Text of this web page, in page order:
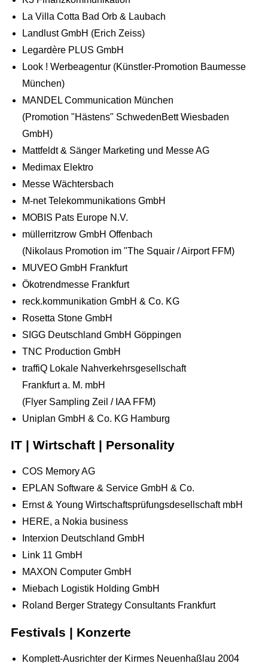
La Villa Cotta Bad Orb & Laubach
Landlust GmbH (Erich Zeiss)
Legardère PLUS GmbH
Look ! Werbeagentur (Künstler-Promotion Baumesse
München)
MANDEL Communication München
(Promotion "Hästens" SchwedenBett Wiesbaden
GmbH)
Mattfeldt & Sänger Marketing und Messe AG
Medimax Elektro
Messe Wächtersbach
M-net Telekommunikations GmbH
MOBIS Pats Europe N.V.
müllerritzrow GmbH Offenbach
(Nikolaus Promotion im "The Squair / Airport FFM)
MUVEO GmbH Frankfurt
Ökotrendmesse Frankfurt
reck.kommunikation GmbH & Co. KG
Rosetta Stone GmbH
SIGG Deutschland GmbH Göppingen
TNC Production GmbH
traffiQ Lokale Nahverkehrsgesellschaft
Frankfurt a. M. mbH
(Flyer Sampling Zeil / IAA FFM)
Uniplan GmbH & Co. KG Hamburg
IT | Wirtschaft | Personality
COS Memory AG
EPLAN Software & Service GmbH & Co.
Ernst & Young Wirtschaftsprüfungsdesellschaft mbH
HERE, a Nokia business
Interxion Deutschland GmbH
Link 11 GmbH
MAXON Computer GmbH
Miebach Logistik Holding GmbH
Roland Berger Strategy Consultants Frankfurt
Festivals | Konzerte
Komplett-Ausrichter der Kirmes Neuenhaßlau 2004